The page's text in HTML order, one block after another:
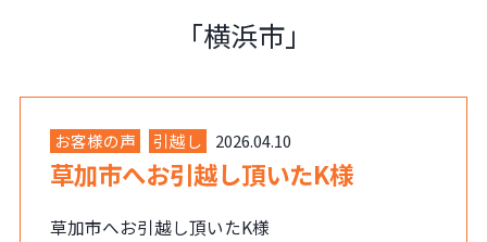
「横浜市」
お客様の声 引越し 2026.04.10
草加市へお引越し頂いたK様
草加市へお引越し頂いたK様